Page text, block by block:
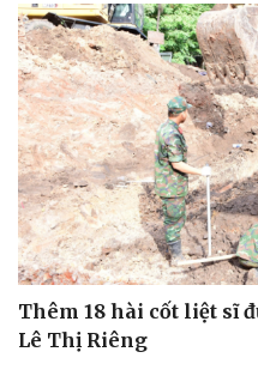
Thêm 18 hài cốt liệt sĩ
Lê Thị Riêng